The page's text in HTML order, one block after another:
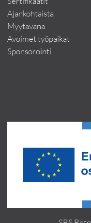
Ajankohtaista
Myytävänä
Avoimet työpaikat
Sponsorointi